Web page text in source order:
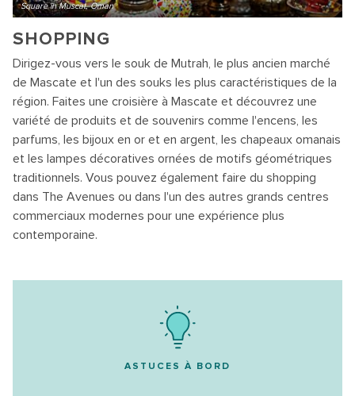
Square in Muscat, Oman
SHOPPING
Dirigez-vous vers le souk de Mutrah, le plus ancien marché
de Mascate et l'un des souks les plus caractéristiques de la
région. Faites une croisière à Mascate et découvrez une
variété de produits et de souvenirs comme l'encens, les
parfums, les bijoux en or et en argent, les chapeaux omanais
et les lampes décoratives ornées de motifs géométriques
traditionnels. Vous pouvez également faire du shopping
dans The Avenues ou dans l'un des autres grands centres
commerciaux modernes pour une expérience plus
contemporaine.
ASTUCES À BORD